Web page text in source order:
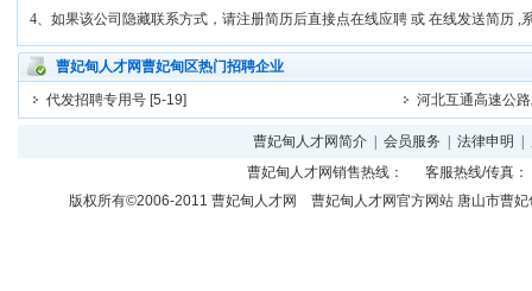
4、如果该公司隐藏联系方式，请注册简历后直接点在线应聘 或 在线发送简历 ,
曹妃甸人才网曹妃甸区热门招聘企业
代发招聘专用号 [5-19] 河北互通高速公
曹妃甸人才网简介 会员服务 法律申明
曹妃甸人才网销售热线： 客服热线/传真
版权所有©2006-2011 曹妃甸人才网 曹妃甸人才网官方网站 唐山市曹